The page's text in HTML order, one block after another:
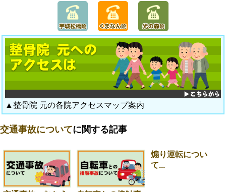
▲整骨院 元の各院アクセスマップ案内
交通事故についてに関する記事
煽り運転につい
て...